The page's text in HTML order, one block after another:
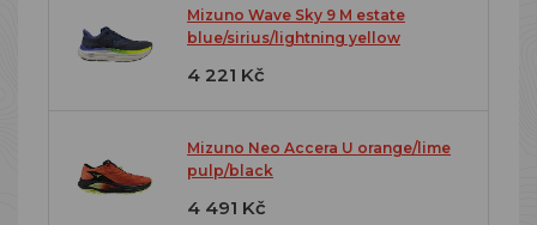
Mizuno Wave Sky 9 M estate
blue/sirius/lightning yellow
4 221 Kč
Mizuno Neo Accera U orange/lime
pulp/black
4 491 Kč